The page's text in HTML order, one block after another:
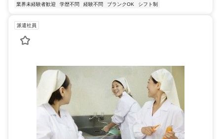
業界未経験者歓迎 学歴不問 経験不問 ブランクOK シフト制
派遣社員